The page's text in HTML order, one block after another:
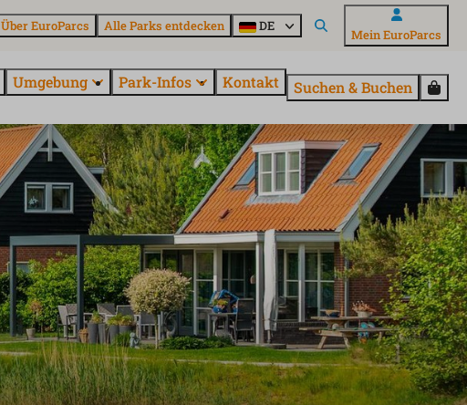
Über EuroParcs Alle Parks entdecken DE
Mein EuroParcs
Umgebung Park-Infos Kontakt Suchen & Buchen